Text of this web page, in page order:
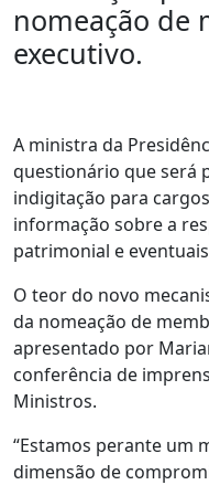
nomeação de
executivo.
A ministra da
questionário que será
indigitação para
informação sobre a
patrimonial e
O teor do novo
da nomeação de
apresentado por
conferência de
Ministros.
“Estamos perante um
dimensão de